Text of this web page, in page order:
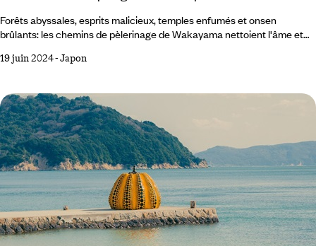
Forêts abyssales, esprits malicieux, temples enfumés et onsen
brûlants: les chemins de pèlerinage de Wakayama nettoient l'âme et
arrivées hier soir au ryokan, sapées comme des fashionistas
revêtir des pyjamas blancs. Pouffant derrière une main pudique ornée
d'ongles peints, elles se sont enfoncées dans la forêt.
19 juin 2024-Japon